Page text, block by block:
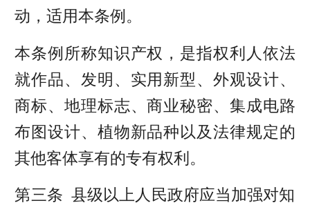
动，适用本条例。
本条例所称知识产权，是指权利人依法
就作品、发明、实用新型、外观设计、
商标、地理标志、商业秘密、集成电路
布图设计、植物新品种以及法律规定的
其他客体享有的专有权利。
第三条 县级以上人民政府应当加强对知